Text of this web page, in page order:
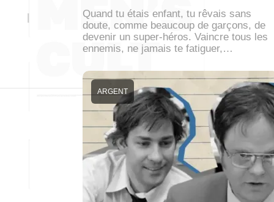
Quand tu étais enfant, tu rêvais sans
doute, comme beaucoup de garçons, de
devenir un super-héros. Vaincre tous les
ennemis, ne jamais te fatiguer,…
ARGENT